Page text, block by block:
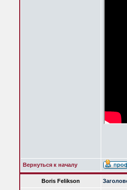
Вернуться к началу
Boris Felikson